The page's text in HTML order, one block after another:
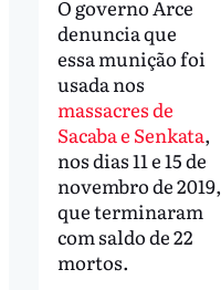
O governo Arce
denuncia que
essa munição foi
usada nos
massacres de
Sacaba e Senkata,
nos dias 11 e 15 de
novembro de 2019,
que terminaram
com saldo de 22
mortos.